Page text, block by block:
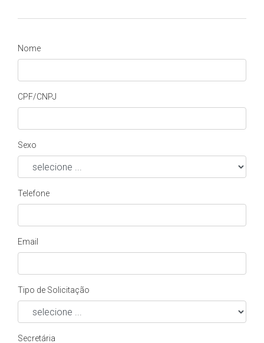
Nome
CPF/CNPJ
Sexo
Telefone
Email
Tipo de Solicitação
Secretária